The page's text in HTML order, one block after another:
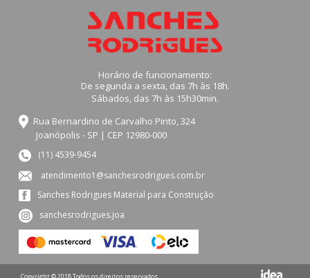
Horário de funcionamento:
De segunda a sexta, das 7h às 18h.
Sábados, das 7h às 15h30min.
Rua Bernardino de Carvalho Pinto, 324
Joanópolis - SP | CEP 12980-000
(11) 4539-9454
atendimento1@sanchesrodrigues.com.br
Sanches Rodrigues Material para Construção
sanchesrodrigues.joa